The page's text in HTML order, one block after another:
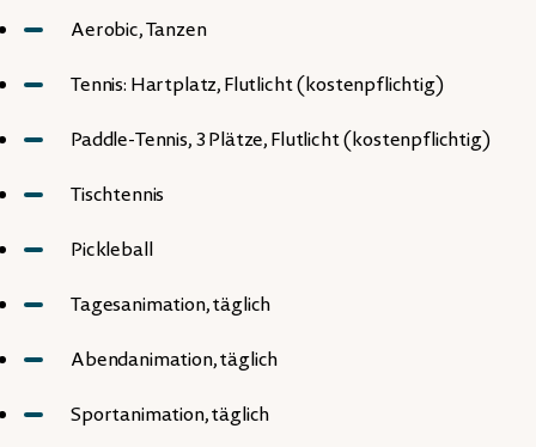
Aerobic, Tanzen
Tennis: Hartplatz, Flutlicht (kostenpflichtig)
Paddle-Tennis, 3 Plätze, Flutlicht (kostenpflichtig)
Tischtennis
Pickleball
Tagesanimation, täglich
Abendanimation, täglich
Sportanimation, täglich